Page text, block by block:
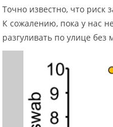
Точно известно, что риск
К сожалению, пока у нас
разгуливать по улице